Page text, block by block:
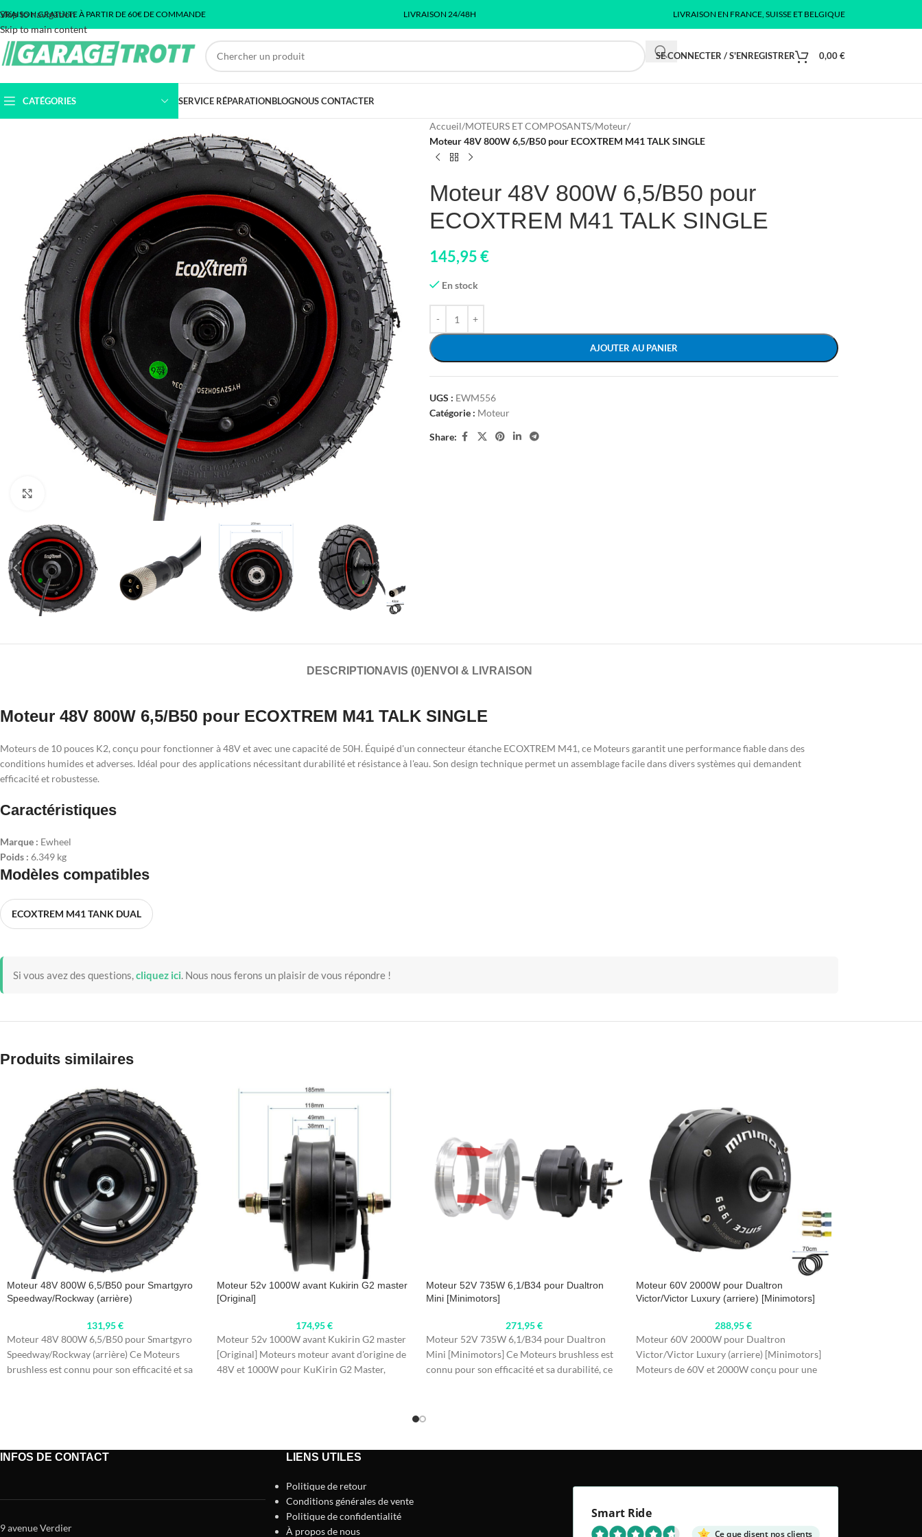
Skip to navigation
Skip to main content
GRATUITE À PARTIR DE 60€ DE COMMANDE LIVRAISON 24/48H LIVRAISON EN FRANCE, SUISSE ET BELGIQUE
SE CONNECTER / S'ENREGISTRER 0,00€
CATÉGORIES SERVICE RÉPARATIONBLOGNOUS CONTACTER
Accueil/MOTEURS ET COMPOSANTS/Moteur/
Moteur 48V 800W 6,5/B50 pour ECOXTREM M41 TALK SINGLE
Moteur 48V 800W 6,5/B50 pour
ECOXTREM M41 TALK SINGLE
145,95€
En stock
AJOUTER AU PANIER
UGS : EWM556
Catégorie : Moteur
Share:
DESCRIPTION AVIS (0)ENVOI & LIVRAISON
Moteur 48V 800W 6,5/B50 pour ECOXTREM M41 TALK SINGLE
Moteurs de 10 pouces K2, conçu pour fonctionner à 48V et avec une capacité de 50H. Équipé d'un connecteur étanche ECOXTREM M41, ce Moteurs garantit une performance fiable dans des
conditions humides et adverses. Idéal pour des applications nécessitant durabilité et résistance à l'eau. Son design technique permet un assemblage facile dans divers systèmes qui demandent
efficacité et robustesse.
Caractéristiques
Marque : Ewheel
Poids : 6.349 kg
Modèles compatibles
ECOXTREM M41 TANK DUAL
Si vous avez des questions,cliquez ici. Nous nous ferons un plaisir de vous répondre !
Produits similaires
Moteur 48V 800W 6,5/B50 pour Smartgyro
Speedway/Rockway (arrière)
131,95€
Moteur 48V 800W 6,5/B50 pour Smartgyro
Speedway/Rockway (arrière) Ce Moteurs
brushless est connu pour son efficacité et sa
Moteur 52v 1000W avant Kukirin G2 master
[Original]
174,95€
Moteur 52v 1000W avant Kukirin G2 master
[Original] Moteurs moteur avant d'origine de
48V et 1000W pour KuKirin G2 Master,
Moteur 52V 735W 6,1/B34 pour Dualtron
Mini [Minimotors]
271,95€
Moteur 52V 735W 6,1/B34 pour Dualtron
Mini [Minimotors] Ce Moteurs brushless est
connu pour son efficacité et sa durabilité, ce
Moteur 60V 2000W pour Dualtron
Victor/Victor Luxury (arriere) [Minimotors]
288,95€
Moteur 60V 2000W pour Dualtron
Victor/Victor Luxury (arriere) [Minimotors]
Moteurs de 60V et 2000W conçu pour une
INFOS DE CONTACT
9 avenue Verdier
LIENS UTILES
Politique de retour
Conditions générales de vente
Politique de confidentialité
À propos de nous
Smart Ride
Ce que disent nos clients